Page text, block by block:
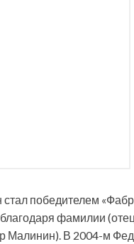
победителем
фамилии
Малинин). В 2004-м